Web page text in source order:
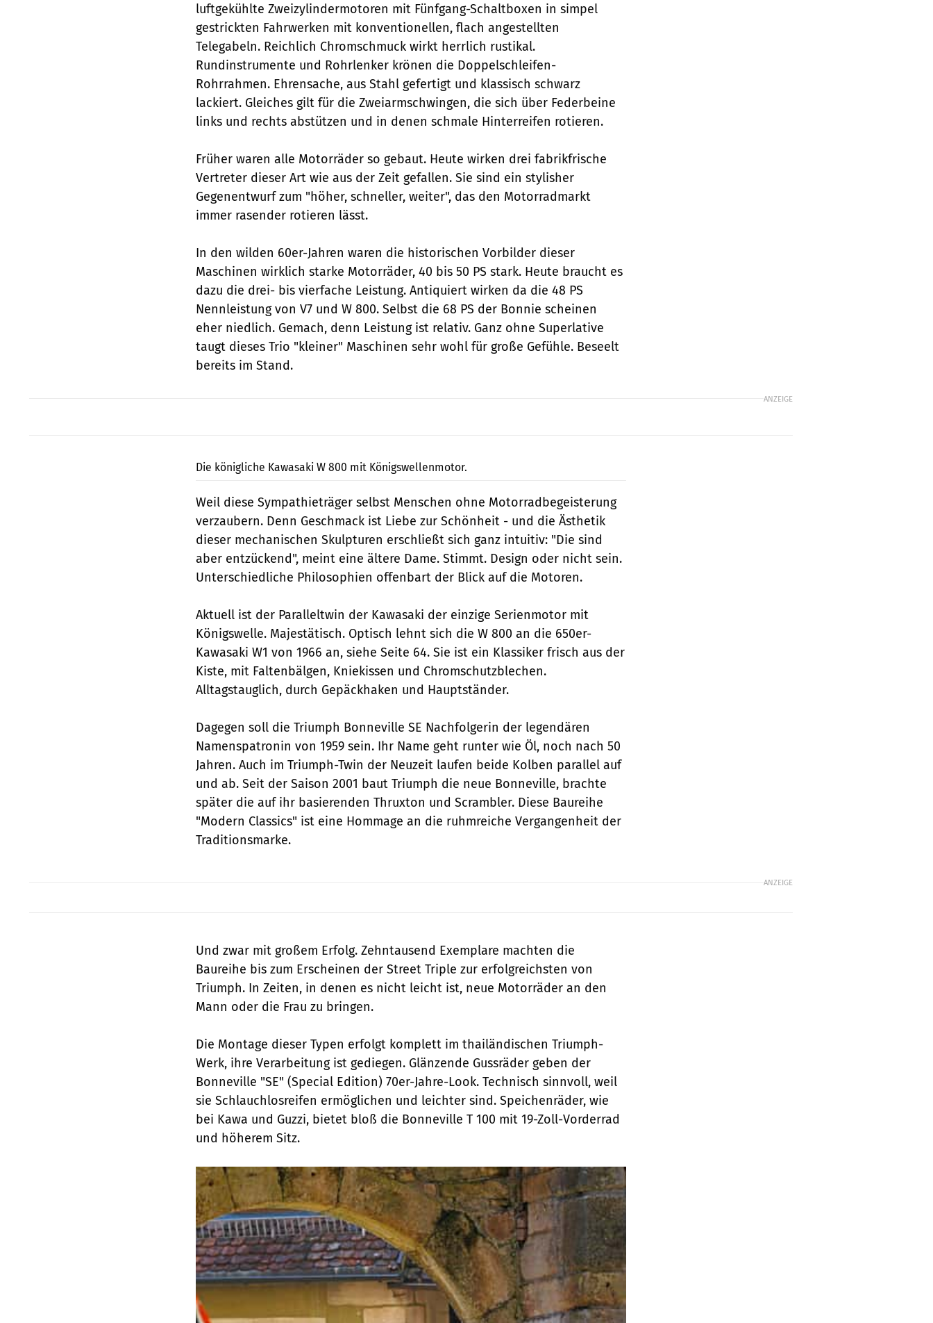
luftgekühlte Zweizylindermotoren mit Fünfgang-Schaltboxen in simpel
gestrickten Fahrwerken mit konventionellen, flach angestellten
Telegabeln. Reichlich Chromschmuck wirkt herrlich rustikal.
Rundinstrumente und Rohrlenker krönen die Doppelschleifen-
Rohrrahmen. Ehrensache, aus Stahl gefertigt und klassisch schwarz
lackiert. Gleiches gilt für die Zweiarmschwingen, die sich über Federbeine
links und rechts abstützen und in denen schmale Hinterreifen rotieren.
Früher waren alle Motorräder so gebaut. Heute wirken drei fabrikfrische
Vertreter dieser Art wie aus der Zeit gefallen. Sie sind ein stylisher
Gegenentwurf zum "höher, schneller, weiter", das den Motorradmarkt
immer rasender rotieren lässt.
In den wilden 60er-Jahren waren die historischen Vorbilder dieser
Maschinen wirklich starke Motorräder, 40 bis 50 PS stark. Heute braucht es
dazu die drei- bis vierfache Leistung. Antiquiert wirken da die 48 PS
Nennleistung von V7 und W 800. Selbst die 68 PS der Bonnie scheinen
eher niedlich. Gemach, denn Leistung ist relativ. Ganz ohne Superlative
taugt dieses Trio "kleiner" Maschinen sehr wohl für große Gefühle. Beseelt
bereits im Stand.
ANZEIGE
Die königliche Kawasaki W 800 mit Königswellenmotor.
Weil diese Sympathieträger selbst Menschen ohne Motorradbegeisterung
verzaubern. Denn Geschmack ist Liebe zur Schönheit - und die Ästhetik
dieser mechanischen Skulpturen erschließt sich ganz intuitiv: "Die sind
aber entzückend", meint eine ältere Dame. Stimmt. Design oder nicht sein.
Unterschiedliche Philosophien offenbart der Blick auf die Motoren.
Aktuell ist der Paralleltwin der Kawasaki der einzige Serienmotor mit
Königswelle. Majestätisch. Optisch lehnt sich die W 800 an die 650er-
Kawasaki W1 von 1966 an, siehe Seite 64. Sie ist ein Klassiker frisch aus der
Kiste, mit Faltenbälgen, Kniekissen und Chromschutzblechen.
Alltagstauglich, durch Gepäckhaken und Hauptständer.
Dagegen soll die Triumph Bonneville SE Nachfolgerin der legendären
Namenspatronin von 1959 sein. Ihr Name geht runter wie Öl, noch nach 50
Jahren. Auch im Triumph-Twin der Neuzeit laufen beide Kolben parallel auf
und ab. Seit der Saison 2001 baut Triumph die neue Bonneville, brachte
später die auf ihr basierenden Thruxton und Scrambler. Diese Baureihe
"Modern Classics" ist eine Hommage an die ruhmreiche Vergangenheit der
Traditionsmarke.
ANZEIGE
Und zwar mit großem Erfolg. Zehntausend Exemplare machten die
Baureihe bis zum Erscheinen der Street Triple zur erfolgreichsten von
Triumph. In Zeiten, in denen es nicht leicht ist, neue Motorräder an den
Mann oder die Frau zu bringen.
Die Montage dieser Typen erfolgt komplett im thailändischen Triumph-
Werk, ihre Verarbeitung ist gediegen. Glänzende Gussräder geben der
Bonneville "SE" (Special Edition) 70er-Jahre-Look. Technisch sinnvoll, weil
sie Schlauchlosreifen ermöglichen und leichter sind. Speichenräder, wie
bei Kawa und Guzzi, bietet bloß die Bonneville T 100 mit 19-Zoll-Vorderrad
und höherem Sitz.